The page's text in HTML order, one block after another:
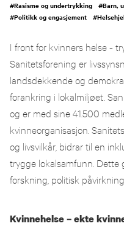
#Rasisme og undertrykking #Barn,
#Politikk og engasjement #
I front for kvinners helse -
Sanitetsforening er
landsdekkende og
forankring i lokalmiljøet.
og er med sine 41.500
kvinneorganisasjon.
og livsvilkår, bidrar til en
trygge lokalsamfunn. Dette
forskning, politisk
Kvinnehelse – ekte